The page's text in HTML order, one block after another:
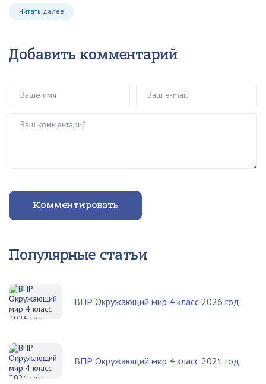
Читать далее
Добавить комментарий
Комментировать
Популярные статьи
ВПР Окружающий мир 4 класс 2026 год
ВПР Окружающий мир 4 класс 2021 год